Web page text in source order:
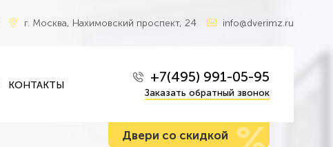
г. Москва, Нахимовский проспект, 24 info@dverimz.ru
КОНТАКТЫ +7(495) 991-05-95
Заказать обратный звонок
Двери со скидкой